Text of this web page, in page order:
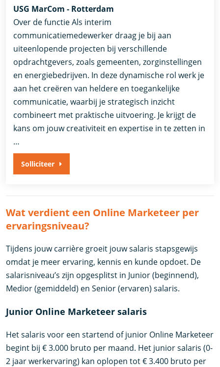
USG MarCom - Rotterdam
Over de functie Als interim
communicatiemedewerker draag je bij aan
uiteenlopende projecten bij verschillende
opdrachtgevers, zoals gemeenten, zorginstellingen
en energiebedrijven. In deze dynamische rol werk je
aan het creëren van heldere en toegankelijke
communicatie, waarbij je strategisch inzicht
combineert met praktische uitvoering. Je krijgt de
kans om jouw creativiteit en expertise in te zetten in
…
Solliciteer
Wat verdient een Online Marketeer per
ervaringsniveau?
Tijdens jouw carrière groeit jouw salaris stapsgewijs
omdat je meer ervaring, kennis en kunde opdoet. De
salarisniveau’s zijn opgesplitst in Junior (beginnend),
Medior (gemiddeld) en Senior (ervaren) salaris.
Junior Online Marketeer salaris
Het salaris voor een startend of junior Online Marketeer
begint bij € 3.000 bruto per maand. Het junior salaris (0-
2 jaar werkervaring) kan oplopen tot € 3.400 bruto per